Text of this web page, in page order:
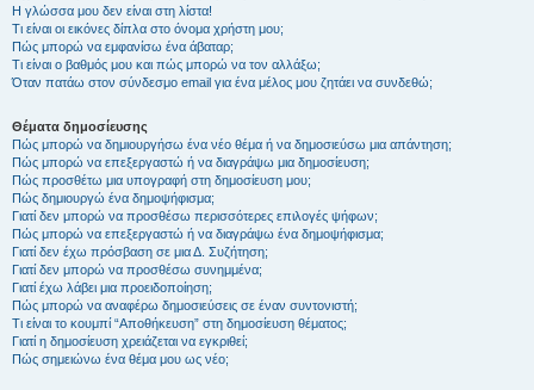
Η γλώσσα μου δεν είναι στη λίστα!
Τι είναι οι εικόνες δίπλα στο όνομα χρήστη μου;
Πώς μπορώ να εμφανίσω ένα άβαταρ;
Τι είναι ο βαθμός μου και πώς μπορώ να τον αλλάξω;
Όταν πατάω στον σύνδεσμο email για ένα μέλος μου ζητάει να συνδεθώ;
Θέματα δημοσίευσης
Πώς μπορώ να δημιουργήσω ένα νέο θέμα ή να δημοσιεύσω μια απάντηση;
Πώς μπορώ να επεξεργαστώ ή να διαγράψω μια δημοσίευση;
Πώς προσθέτω μια υπογραφή στη δημοσίευση μου;
Πώς δημιουργώ ένα δημοψήφισμα;
Γιατί δεν μπορώ να προσθέσω περισσότερες επιλογές ψήφων;
Πώς μπορώ να επεξεργαστώ ή να διαγράψω ένα δημοψήφισμα;
Γιατί δεν έχω πρόσβαση σε μια Δ. Συζήτηση;
Γιατί δεν μπορώ να προσθέσω συνημμένα;
Γιατί έχω λάβει μια προειδοποίηση;
Πώς μπορώ να αναφέρω δημοσιεύσεις σε έναν συντονιστή;
Τι είναι το κουμπί “Αποθήκευση” στη δημοσίευση θέματος;
Γιατί η δημοσίευση χρειάζεται να εγκριθεί;
Πώς σημειώνω ένα θέμα μου ως νέο;